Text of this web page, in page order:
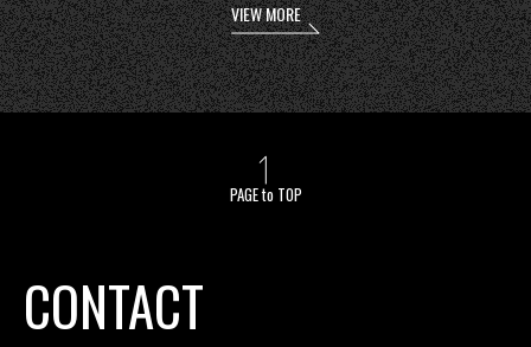
VIEW MORE
PAGE to TOP
CONTACT